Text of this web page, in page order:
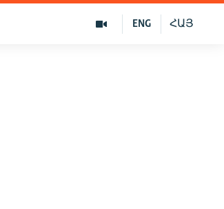
ՀԱՅ
ENG